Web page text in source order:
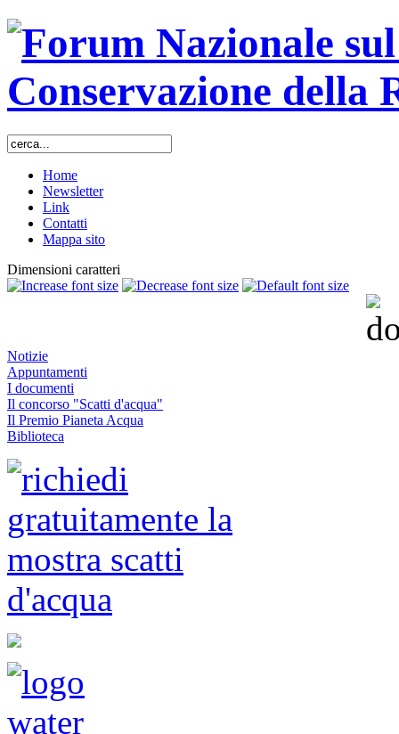
Home
Newsletter
Link
Contatti
Mappa sito
Dimensioni caratteri
Notizie
Appuntamenti
I documenti
Il concorso "Scatti d'acqua"
Il Premio Pianeta Acqua
Biblioteca